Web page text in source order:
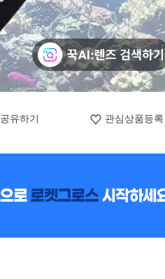
공유하기 관심상품등록